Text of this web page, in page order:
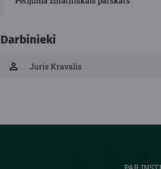
Darbinieki
Juris Kravalis